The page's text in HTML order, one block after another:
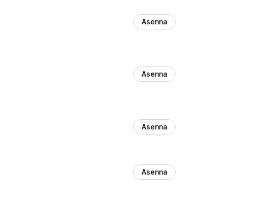
Asenna
Asenna
Asenna
Asenna